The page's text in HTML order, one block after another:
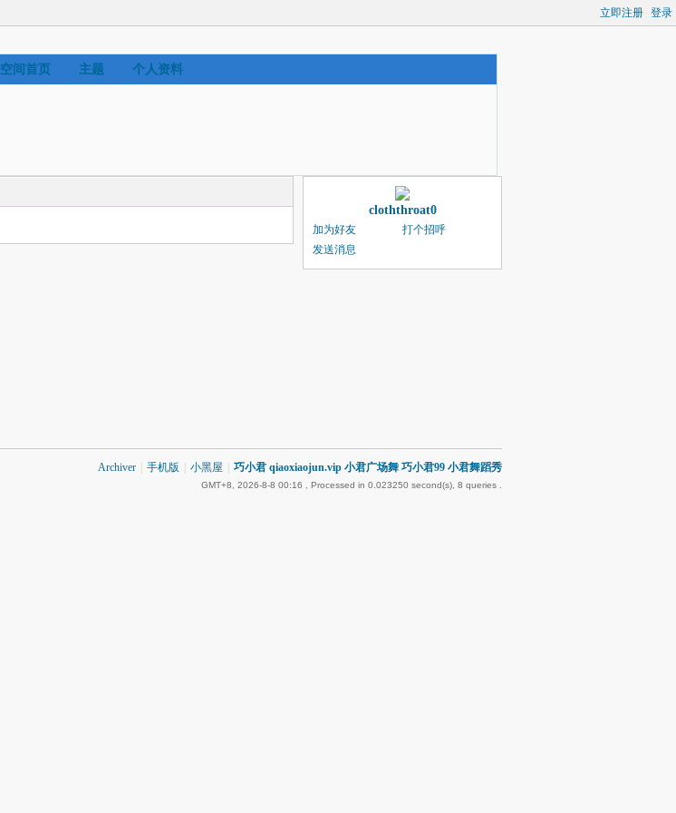
立即注册 登录
空间首页 主题 个人资料
cloththroat0
加为好友
打个招呼
发送消息
Archiver 手机版 小黑屋 巧小君 qiaoxiaojun.vip 小君广场舞 巧小君99 小君舞蹈秀
GMT+8, 2026-8-8 00:16 , Processed in 0.023250 second(s), 8 queries .